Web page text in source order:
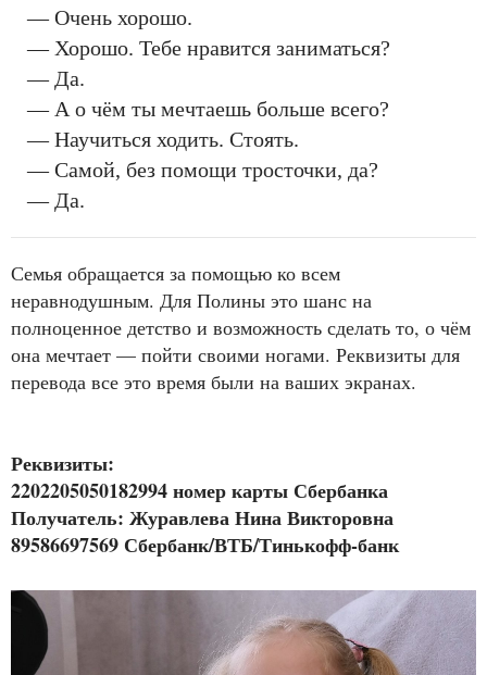
— Очень хорошо.
— Хорошо. Тебе нравится заниматься?
— Да.
— А о чём ты мечтаешь больше всего?
— Научиться ходить. Стоять.
— Самой, без помощи тросточки, да?
— Да.
Семья обращается за помощью ко всем
неравнодушным. Для Полины это шанс на
полноценное детство и возможность сделать то, о чём
она мечтает — пойти своими ногами. Реквизиты для
перевода все это время были на ваших экранах.
Реквизиты:
2202205050182994 номер карты Сбербанка
Получатель: Журавлева Нина Викторовна
89586697569 Сбербанк/ВТБ/Тинькофф-банк